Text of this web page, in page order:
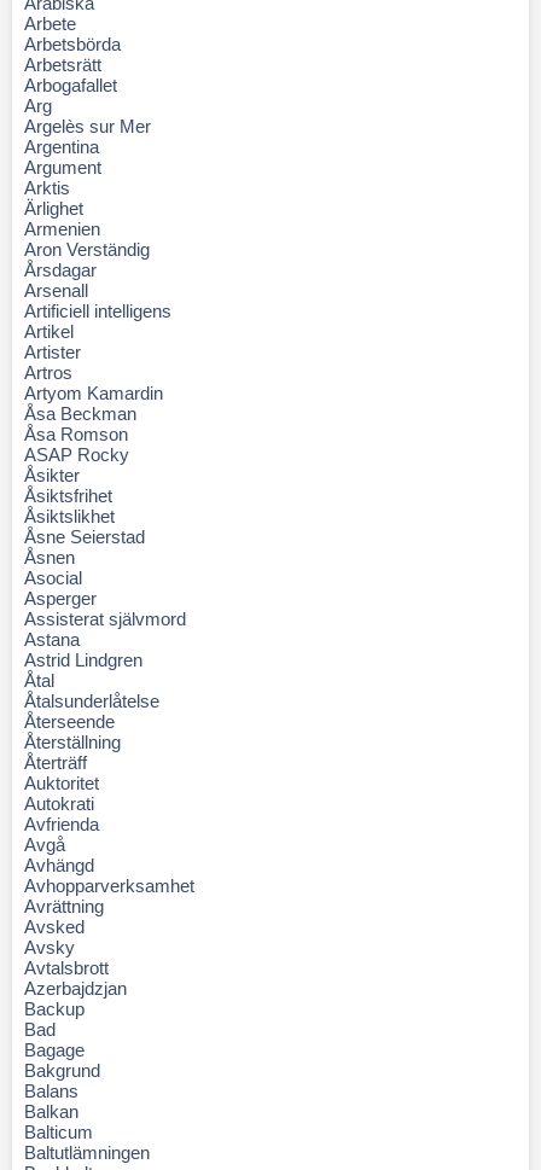
Arbete
Arbetsbörda
Arbetsrätt
Arbogafallet
Arg
Argelès sur Mer
Argentina
Argument
Arktis
Ärlighet
Armenien
Aron Verständig
Årsdagar
Arsenall
Artificiell intelligens
Artikel
Artister
Artros
Artyom Kamardin
Åsa Beckman
Åsa Romson
ASAP Rocky
Åsikter
Åsiktsfrihet
Åsiktslikhet
Åsne Seierstad
Åsnen
Asocial
Asperger
Assisterat självmord
Astana
Astrid Lindgren
Åtal
Åtalsunderlåtelse
Återseende
Återställning
Återträff
Auktoritet
Autokrati
Avfrienda
Avgå
Avhängd
Avhopparverksamhet
Avrättning
Avsked
Avsky
Avtalsbrott
Azerbajdzjan
Backup
Bad
Bagage
Bakgrund
Balans
Balkan
Balticum
Baltutlämningen